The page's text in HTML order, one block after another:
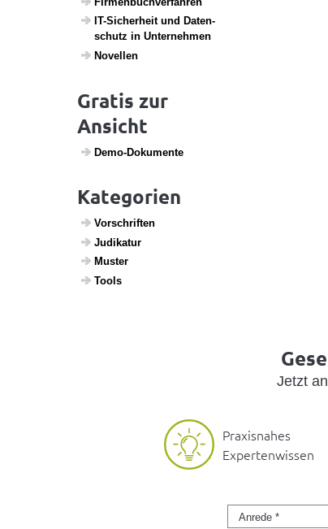
IT-Sicher­heit und Daten­
schutz in Unter­nehmen
Novellen
Gratis zur
Ansicht
Demo-Doku­mente
Kategorien
Vorschriften
Judi­katur
Muster
Tools
Jetzt
Praxisnahes
Expertenwissen